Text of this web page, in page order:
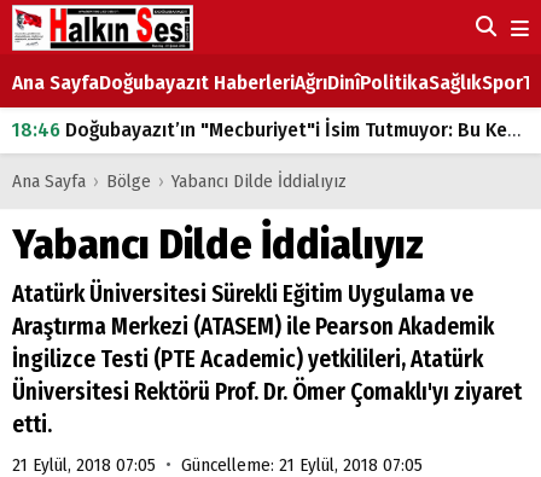
Ana SayfaDoğubayazıt HaberleriAğrıDinîPolitikaSağlıkSpor
18:46 Doğubayazıt’ın "Mecburiyet"i İsim Tutmuyor: Bu Kez de Mem u Zîn Oldu!
07:53Doğubayazıt’ta Ekmek Fiyatlarına Zam
Doğubayazıt'ta çocukların sırtındaki ağır yük
07:00 DEVLET ve HÜKÜMET
18:29ÇARŞI CADDESİ YAZ BOZ TAHTASI
Ana Sayfa › Bölge › Yabancı Dilde İddialıyız
Yabancı Dilde İddialıyız
Atatürk Üniversitesi Sürekli Eğitim Uygulama ve
Araştırma Merkezi (ATASEM) ile Pearson Akademik
İngilizce Testi (PTE Academic) yetkilileri, Atatürk
Üniversitesi Rektörü Prof. Dr. Ömer Çomaklı'yı ziyaret
etti.
21 Eylül, 2018 07:05 • Güncelleme: 21 Eylül, 2018 07:05